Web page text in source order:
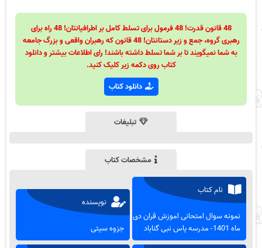
48 قانون قدرت! 48 فرمول برای تسلط کامل بر اطرافیانتان! 48 راه برای
رهبری گروه، جمع و زیر دستانتان! 48 قانون که رهبران واقعی و بزرگ جامعه
به شما نمیگویند تا بر شما تسلط داشته باشند! رای اطلاعات بیشتر و دانلود
کتاب روی دکمه زیر کلیک کنید.
دانلود کتاب
تبلیغات
مشخصات کتاب
نام کتاب
نمونه سوال امتحانی اموزش قران دی
ماه 1401- مدرسه یاس نبی گناباد
نویسنده
جزوه سیتی